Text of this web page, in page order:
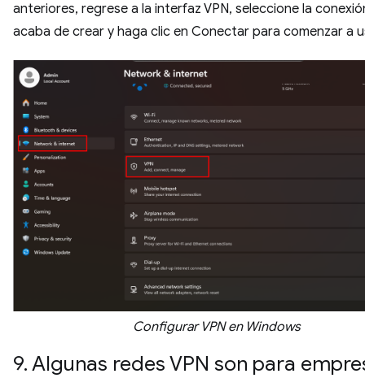
anteriores, regrese a la interfaz VPN, seleccione la
acaba de crear y haga clic en Conectar para comenzar a
Configurar VPN en Windows
9. Algunas redes VPN son para